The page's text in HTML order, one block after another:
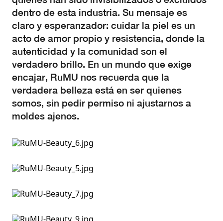
dentro de esta industria. Su mensaje es
claro y esperanzador: cuidar la piel es un
acto de amor propio y resistencia, donde la
autenticidad y la comunidad son el
verdadero brillo. En un mundo que exige
encajar, RuMU nos recuerda que la
verdadera belleza está en ser quienes
somos, sin pedir permiso ni ajustarnos a
moldes ajenos.